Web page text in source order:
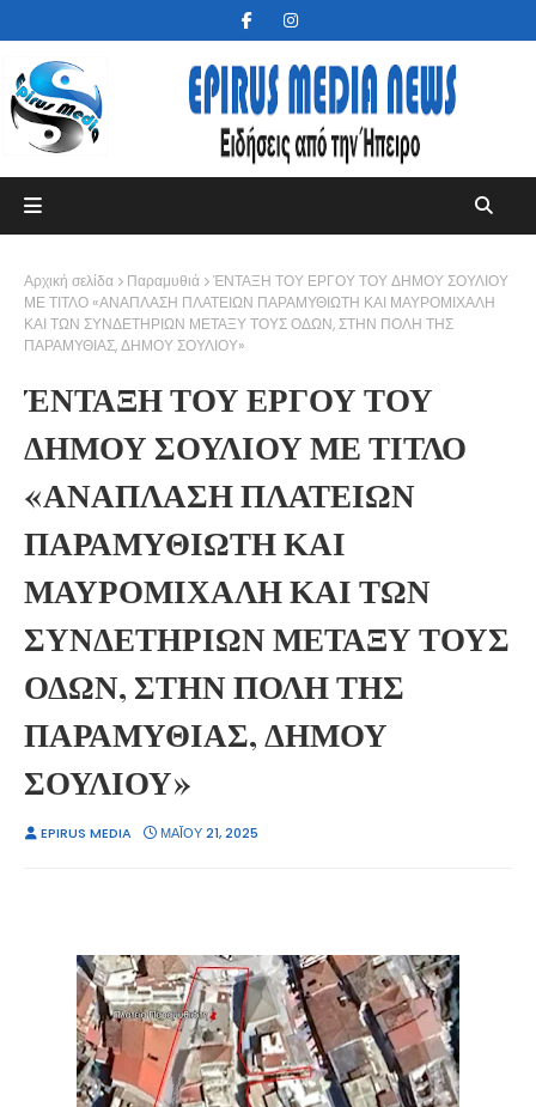
Αρχική σελίδα Παραμυθιά
ΈΝΤΑΞΗ ΤΟΥ ΕΡΓΟΥ ΤΟΥ ΔΗΜΟΥ ΣΟΥΛΙΟΥ
ΜΕ ΤΙΤΛΟ «ΑΝΑΠΛΑΣΗ ΠΛΑΤΕΙΩΝ ΠΑΡΑΜΥΘΙΩΤΗ ΚΑΙ ΜΑΥΡΟΜΙΧΑΛΗ
ΚΑΙ ΤΩΝ ΣΥΝΔΕΤΗΡΙΩΝ ΜΕΤΑΞΥ ΤΟΥΣ ΟΔΩΝ, ΣΤΗΝ ΠΟΛΗ ΤΗΣ
ΠΑΡΑΜΥΘΙΑΣ, ΔΗΜΟΥ ΣΟΥΛΙΟΥ»
ΈΝΤΑΞΗ ΤΟΥ ΕΡΓΟΥ ΤΟΥ
ΔΗΜΟΥ ΣΟΥΛΙΟΥ ΜΕ ΤΙΤΛΟ
«ΑΝΑΠΛΑΣΗ ΠΛΑΤΕΙΩΝ
ΠΑΡΑΜΥΘΙΩΤΗ ΚΑΙ
ΜΑΥΡΟΜΙΧΑΛΗ ΚΑΙ ΤΩΝ
ΣΥΝΔΕΤΗΡΙΩΝ ΜΕΤΑΞΥ ΤΟΥΣ
ΟΔΩΝ, ΣΤΗΝ ΠΟΛΗ ΤΗΣ
ΠΑΡΑΜΥΘΙΑΣ, ΔΗΜΟΥ
ΣΟΥΛΙΟΥ»
EPIRUS MEDIA ΜΑΪ́ΟΥ 21, 2025